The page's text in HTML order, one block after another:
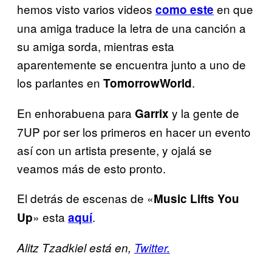
hemos visto varios videos como este en que
una amiga traduce la letra de una canción a
su amiga sorda, mientras esta
aparentemente se encuentra junto a uno de
los parlantes en TomorrowWorld.
En enhorabuena para Garrix y la gente de
7UP por ser los primeros en hacer un evento
así con un artista presente, y ojalá se
veamos más de esto pronto.
El detrás de escenas de «Music Lifts You
Up» esta aquí.
Alitz Tzadkiel está en, Twitter.